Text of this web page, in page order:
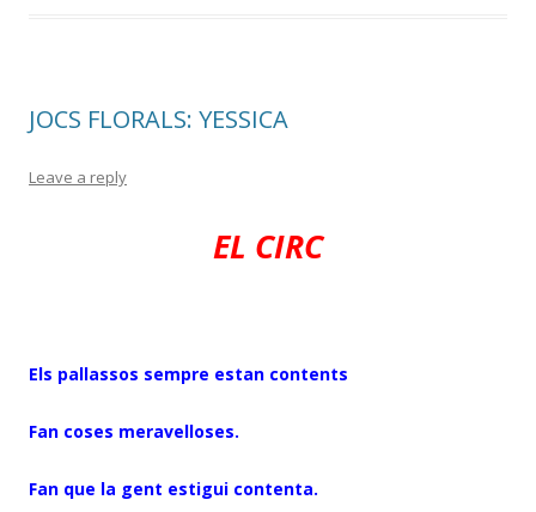
k ix
JOCS FLORALS: YESSICA
Leave a reply
EL CIRC
Els pallassos sempre estan contents
Fan coses meravelloses.
Fan que la gent estigui contenta.